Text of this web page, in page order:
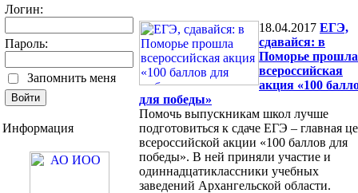
Логин:
Пароль:
Запомнить меня
Информация
18.04.2017 ЕГЭ,
сдавайся: в
Поморье прошла
всероссийская
акция «100
для победы»
Помочь выпускникам школ лучше
подготовиться к сдаче ЕГЭ – главная
всероссийской акции «100 баллов для
победы». В ней приняли участие и
одиннадцатиклассники учебных
заведений Архангельской области.